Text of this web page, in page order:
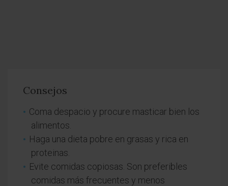
Consejos
Coma despacio y procure masticar bien los
alimentos.
Haga una dieta pobre en grasas y rica en
proteinas.
Evite comidas copiosas. Son preferibles
comidas más frecuentes y menos